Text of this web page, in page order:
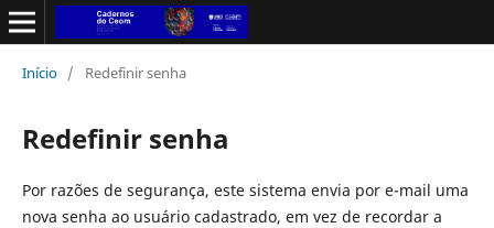
Início / Redefinir senha
Redefinir senha
Por razões de segurança, este sistema envia por e-mail uma
nova senha ao usuário cadastrado, em vez de recordar a